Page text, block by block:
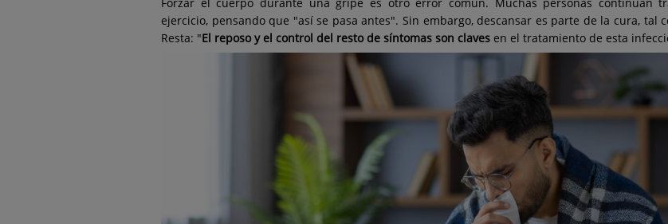
Forzar el cuerpo durante una gripe es otro error común. Muchas personas continúan
ejercicio, pensando que "así se pasa antes". Sin embargo, descansar es parte de la cura, tal
Resta: "El reposo y el control del resto de síntomas son claves en el tratamiento de esta